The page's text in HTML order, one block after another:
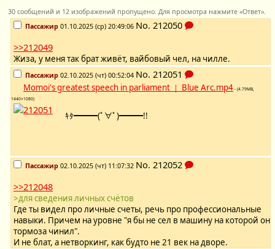
30 сообщений и 12 изображений пропущено. Для просмотра нажмите «Ответ».
Пассажир 01.10.2025 (ср) 20:49:06 No. 212050
>>212049
Жиза, у меня так брат живёт, вайбовый чел, на чилле.
Пассажир 02.10.2025 (чт) 00:52:04 No. 212051
Momoi's greatest speech in parliament ｜ Blue Arc.mp4 - (4.79MB,
1440×1080)
ｷﾀ━━━(ﾟ∀ﾟ)━━━!!
Пассажир 02.10.2025 (чт) 11:07:32 No. 212052
>>212048
>для сведения личных счётов
Где ты видел про личные счеты, речь про профессиональные
навыки. Причем на уровне "я бы не сел в машину на которой он
тормоза чинил".
И не блат, а нетворкинг, как будто не 21 век на дворе.